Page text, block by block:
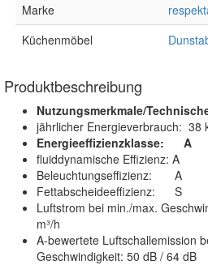
Marke
Küchenmöbel
Produktbeschreibung
Nutzungsmerkmale/
jährlicher Energieverbrauch: 38
Energieeffizienzklasse: A
fluiddynamische Effizienz: A
Beleuchtungseffizienz: A
Fettabscheideeffizienz: S
Luftstrom bei min./max.
m³/h
A-bewertete Luftschallemission
Geschwindigkeit: 50 dB / 64 dB